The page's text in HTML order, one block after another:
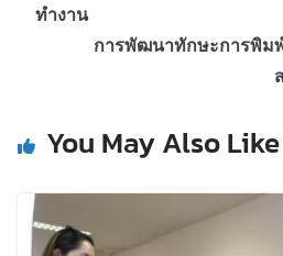
ทำงาน
การพัฒนาทักษะการพิม
You May Also Like